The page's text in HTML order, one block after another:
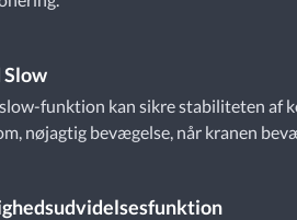
Slow
funktion kan sikre stabiliteten af
nøjagtig bevægelse, når kranen